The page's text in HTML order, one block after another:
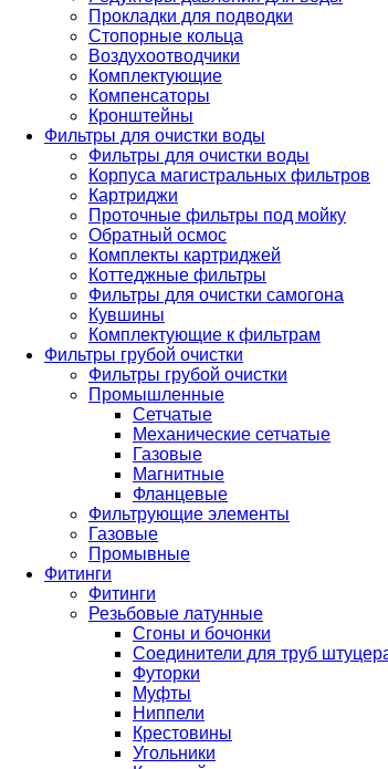
Прокладки для подводки
Стопорные кольца
Воздухоотводчики
Комплектующие
Компенсаторы
Кронштейны
Фильтры для очистки воды
Фильтры для очистки воды
Корпуса магистральных фильтров
Картриджи
Проточные фильтры под мойку
Обратный осмос
Комплекты картриджей
Коттеджные фильтры
Фильтры для очистки самогона
Кувшины
Комплектующие к фильтрам
Фильтры грубой очистки
Фильтры грубой очистки
Промышленные
Сетчатые
Механические сетчатые
Газовые
Магнитные
Фланцевые
Фильтрующие элементы
Газовые
Промывные
Фитинги
Фитинги
Резьбовые латунные
Сгоны и бочонки
Соединители для труб
Футорки
Муфты
Ниппели
Крестовины
Угольники